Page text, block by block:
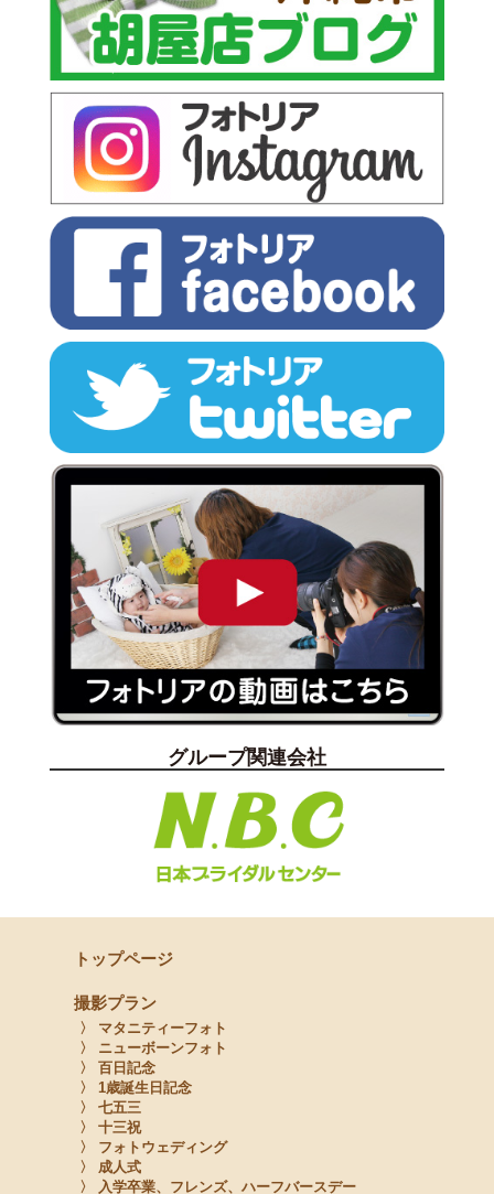
グループ関連会社
トップページ
撮影プラン
〉 マタニティーフォト
〉 ニューボーンフォト
〉 百日記念
〉 1歳誕生日記念
〉 七五三
〉 十三祝
〉 フォトウェディング
〉 成人式
〉 入学卒業、フレンズ、ハーフバースデー